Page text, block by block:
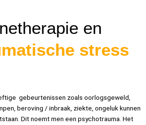
en
stress
gebeurtenissen zoals oorlogsgeweld,
beroving / inbraak, ziekte, ongeluk kunnen
Dit noemt men een psychotrauma. Het